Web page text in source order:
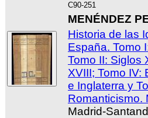
C90-251
MENÉNDEZ
Historia de las
España. Tomo
Tomo II: Siglos
XVIII; Tomo IV:
e Inglaterra y
Romanticismo.
Madrid-